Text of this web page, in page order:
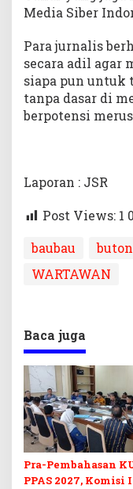
Media Siber
Para jurnalis
secara adil agar
siapa pun untuk
tanpa dasar di
berpotensi
Laporan : JSR
Post Views: 1 0
baubau
buton
WARTAWAN
Baca juga
Pra-Pembahasan
PPAS 2027, Komisi